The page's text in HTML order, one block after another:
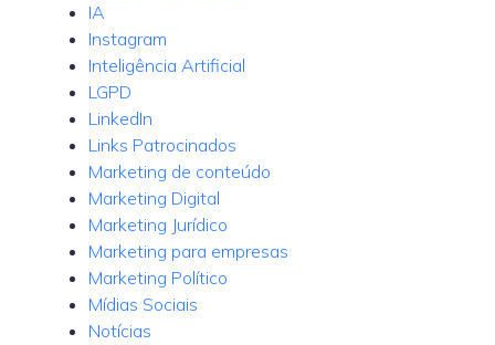
IA
Instagram
Inteligência Artificial
LGPD
LinkedIn
Links Patrocinados
Marketing de conteúdo
Marketing Digital
Marketing Jurídico
Marketing para empresas
Marketing Político
Mídias Sociais
Notícias